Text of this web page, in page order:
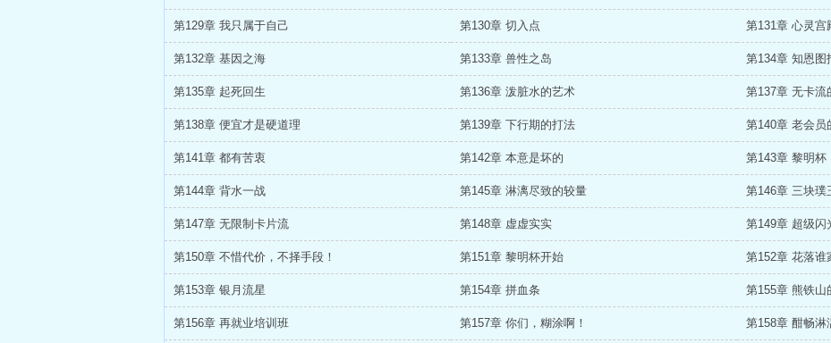
第129章 我只属于自己 第130章 切入点 第131章 心灵宫
第132章 基因之海 第133章 兽性之岛 第134章 知恩图
第135章 起死回生 第136章 泼脏水的艺术 第137章 无卡流
第138章 便宜才是硬道理 第139章 下行期的打法 第140章 老会员
第141章 都有苦衷 第142章 本意是坏的 第143章 黎明杯
第144章 背水一战 第145章 淋漓尽致的较量 第146章 三块璞
第147章 无限制卡片流 第148章 虚虚实实 第149章 超级闪
第150章 不惜代价，不择手段！ 第151章 黎明杯开始 第152章 花落谁
第153章 银月流星 第154章 拼血条 第155章 熊铁山
第156章 再就业培训班 第157章 你们，糊涂啊！ 第158章 酣畅淋